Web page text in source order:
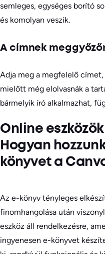
semleges, egységes borító
és komolyan veszik.
A címnek
Adja meg a megfelelő
mielőtt még elolvasnák a
bármelyik író alkalmazhat,
Online
Hogyan
könyvet a
Az e-könyv tényleges
finomhangolása után
eszköz áll rendelkezésre,
ingyenesen e-könyvet